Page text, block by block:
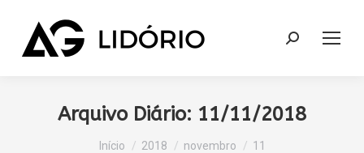
Search:
Arquivo Diário: 11/11/2018
Você está aqui:
Início 2018 novembro 11